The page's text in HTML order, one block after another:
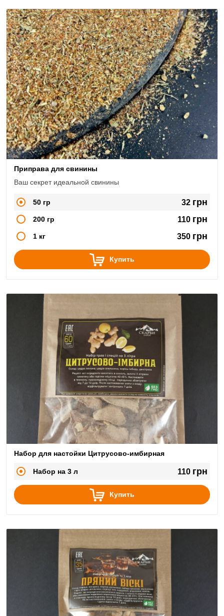
Приправа для свинины
Ваш секрет идеальной свинины
50 гр 32 грн
200 гр 110 грн
1 кг 350 грн
Купить
Набор для настойки Цитрусово-имбирная
Набор на 3 л 110 грн
Купить